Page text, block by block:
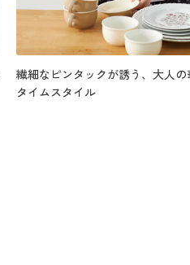
繊細なピンタックが誘う、大人
タイムスタイル